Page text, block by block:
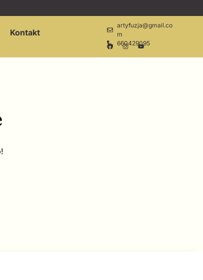
Kontakt
artyfuzja@gmail.co
m
660429095